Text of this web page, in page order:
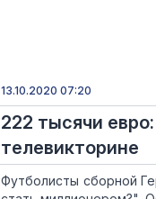
13.10.2020 07:20
222 тысячи
телевикторине
Футболисты сборной